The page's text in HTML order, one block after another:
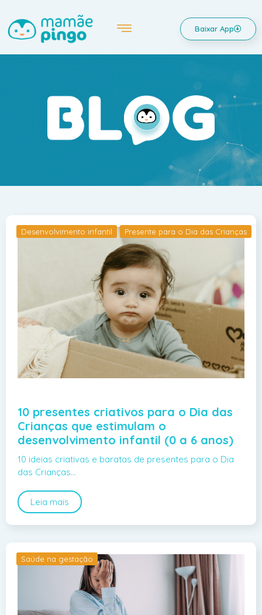
Baixar App
Desenvolvimento infantil Presente para o Dia das Crianças
10 presentes criativos para o Dia das
Crianças que estimulam o
desenvolvimento infantil (0 a 6 anos)
10 ideias criativas e baratas de presentes para o Dia
das Crianças…
Leia mais
Saúde na gestação